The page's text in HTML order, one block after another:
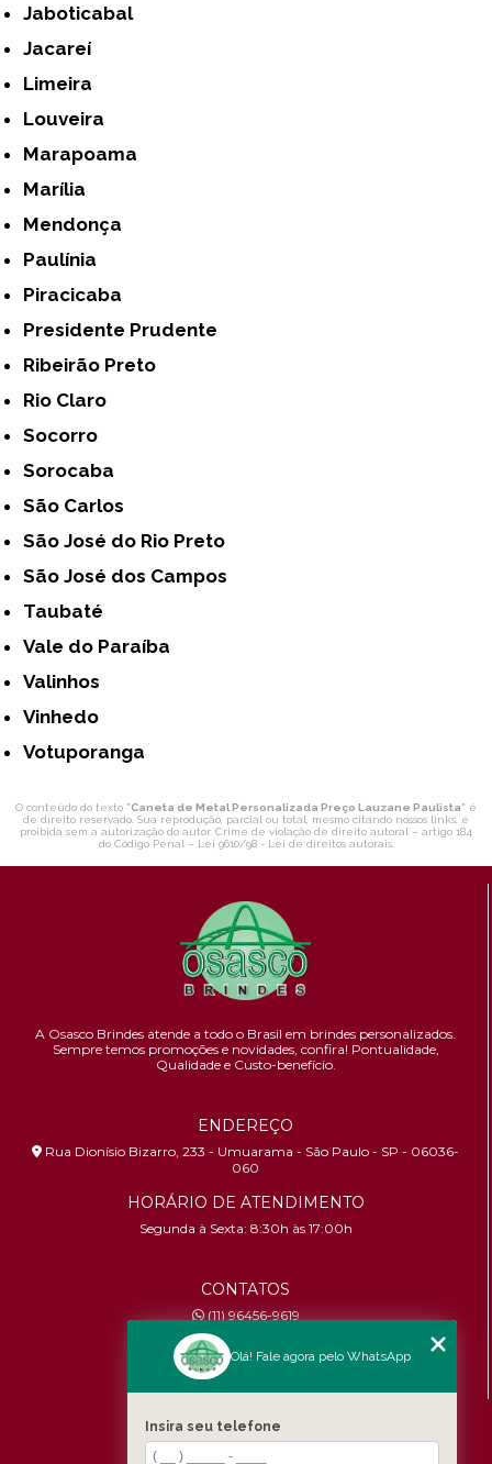
Jaboticabal
Jacareí
Limeira
Louveira
Marapoama
Marília
Mendonça
Paulínia
Piracicaba
Presidente Prudente
Ribeirão Preto
Rio Claro
Socorro
Sorocaba
São Carlos
São José do Rio Preto
São José dos Campos
Taubaté
Vale do Paraíba
Valinhos
Vinhedo
Votuporanga
O conteúdo do texto "Caneta de Metal Personalizada Preço Lauzane Paulista" é
de direito reservado. Sua reprodução, parcial ou total, mesmo citando nossos links, é
proibida sem a autorização do autor. Crime de violação de direito autoral – artigo 184
do Código Penal – Lei 9610/98 - Lei de direitos autorais.
A Osasco Brindes atende a todo o Brasil em brindes personalizados.
Sempre temos promoções e novidades, confira! Pontualidade,
Qualidade e Custo-benefício.
ENDEREÇO
Rua Dionísio Bizarro, 233 - Umuarama - São Paulo - SP - 06036-
060
HORÁRIO DE ATENDIMENTO
Segunda à Sexta: 8:30h às 17:00h
CONTATOS
(11) 96456-9619
contato@osascobrindes.com.br
CNPJ:26.434.153/0001-30
MENU
Olá! Fale agora pelo WhatsApp
Insira seu telefone